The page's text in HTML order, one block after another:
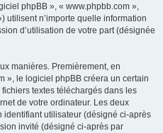
phpBB », « www.phpbb.com »,
utilisent n’importe quelle information
d’utilisation de votre part (désignée
manières. Premièrement, en
», le logiciel phpBB créera un certain
textes téléchargés dans les
de votre ordinateur. Les deux
identifiant utilisateur (désigné ci-après
invité (désigné ci-après par